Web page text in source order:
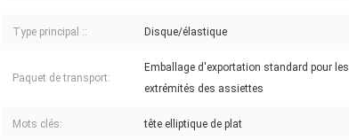
Type principal :: Disque/élastique
Paquet de transport:
Emballage d'exportation standard pour les
extrémités des assiettes
Mots clés: tête elliptique de plat